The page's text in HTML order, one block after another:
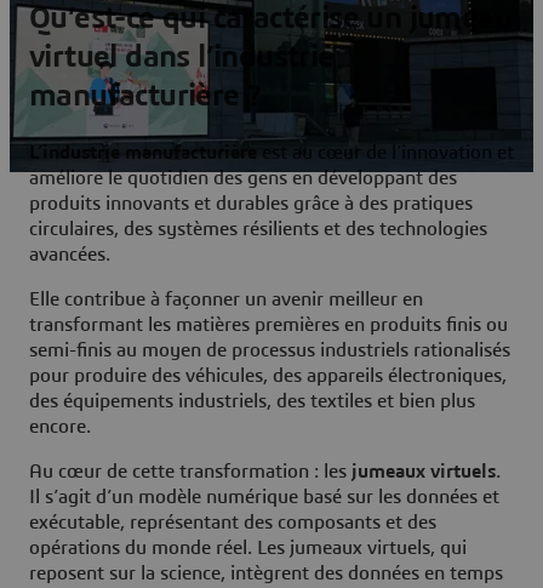
Qu’est-ce qui caractérise un jumeau
virtuel dans l’industrie
manufacturière ?
L’industrie manufacturière
est au cœur de l’innovation et
améliore le quotidien des gens en développant des
produits innovants et durables grâce à des pratiques
circulaires, des systèmes résilients et des technologies
avancées.
Elle contribue à façonner un avenir meilleur en
transformant les matières premières en produits finis ou
semi-finis au moyen de processus industriels rationalisés
pour produire des véhicules, des appareils électroniques,
des équipements industriels, des textiles et bien plus
encore.
Au cœur de cette transformation : les jumeaux virtuels.
Il s’agit d’un modèle numérique basé sur les données et
exécutable, représentant des composants et des
opérations du monde réel. Les jumeaux virtuels, qui
reposent sur la science, intègrent des données en temps